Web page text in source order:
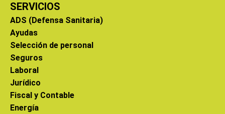
SERVICIOS
ADS (Defensa Sanitaria)
Ayudas
Selección de personal
Seguros
Laboral
Jurídico
Fiscal y Contable
Energía